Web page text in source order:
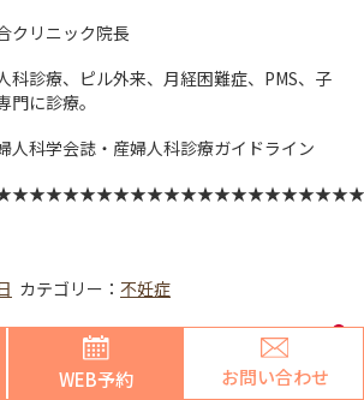
クリニック院長
科診療、ピル外来、月経困難症、PMS、子
に診療。
人科学会誌・産婦人科診療ガイドライン
カテゴリー： 不妊症
ページの上部へ
WEB予約 お問い合わせ